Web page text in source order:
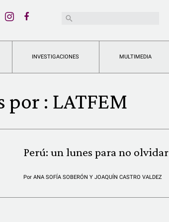
YouTubeBuscar:
INVESTIGACIONES MULTIMEDIA
por : LATFEM
Perú: un lunes para no olvidar
Por ANA SOFÍA SOBERÓN Y JOAQUÍN CASTRO VALDEZ